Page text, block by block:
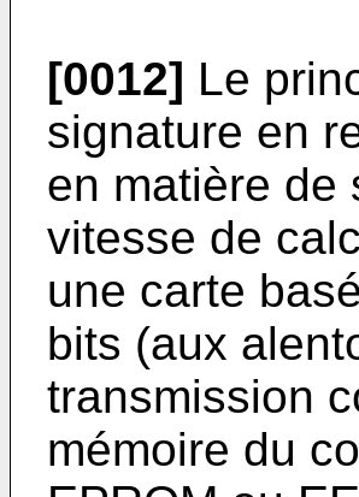
[0012] Le
signature en
en matière de
vitesse de
une carte
bits (aux
transmission
mémoire du